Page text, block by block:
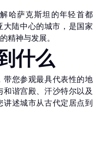
哈萨克斯坦的年轻首都
陆中心的城市，是国家
精神与发展。
什么
带您参观最具代表性的地
谐宫殿、汗沙特尔以及
述城市从古代定居点到